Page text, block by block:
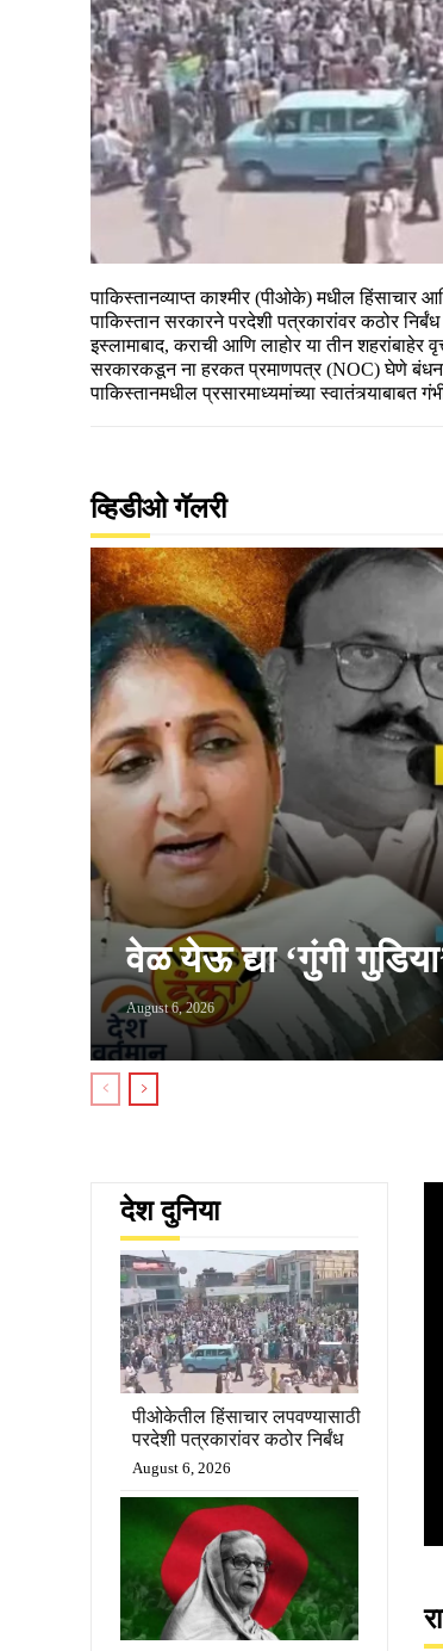
पाकिस्तानव्याप्त काश्मीर (पीओके) मधील हिंसाचार
पाकिस्तान सरकारने परदेशी पत्रकारांवर कठोर
इस्लामाबाद, कराची आणि लाहोर या तीन शहरांबाहेर
सरकारकडून ना हरकत प्रमाणपत्र (NOC) घेणे
पाकिस्तानमधील प्रसारमाध्यमांच्या स्वातंत्र्याबाबत
व्हिडीओ गॅलरी
वेळ येऊ द्या ‘गुंगी
August 6, 2026
देश दुनिया
पीओकेतील हिंसाचार लपवण्यासाठी
परदेशी पत्रकारांवर कठोर निर्बंध
August 6, 2026